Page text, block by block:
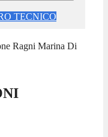
TECNICO
Ragni Marina Di